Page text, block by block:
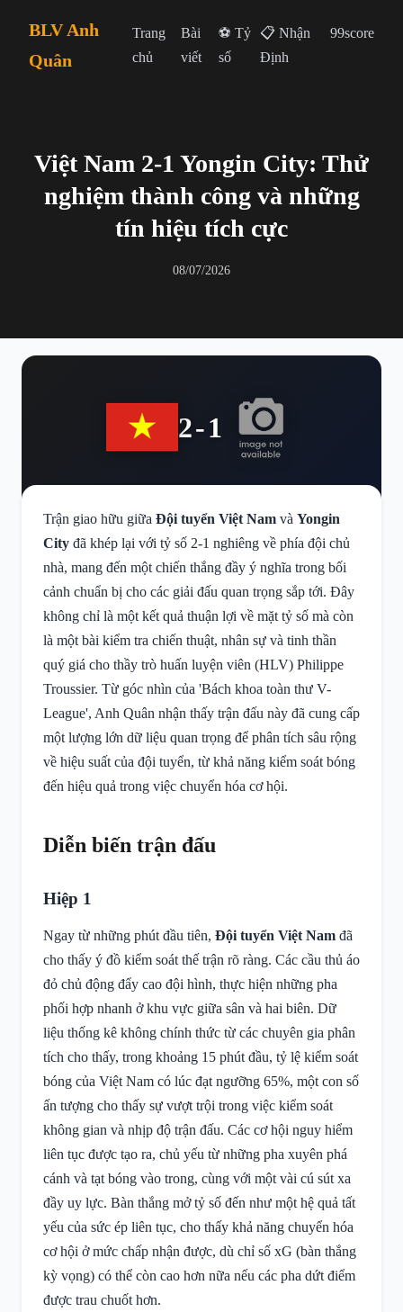
BLV Anh
Quân
Trang
chủ
Bài
viết
⚽ Tỷ
số
📋 Nhận
Định
99score
Việt Nam 2-1 Yongin City: Thử
nghiệm thành công và những
tín hiệu tích cực
08/07/2026
2-1
Trận giao hữu giữa Đội tuyển Việt Nam và Yongin
City đã khép lại với tỷ số 2-1 nghiêng về phía đội chủ
nhà, mang đến một chiến thắng đầy ý nghĩa trong bối
cảnh chuẩn bị cho các giải đấu quan trọng sắp tới. Đây
không chỉ là một kết quả thuận lợi về mặt tỷ số mà còn
là một bài kiểm tra chiến thuật, nhân sự và tinh thần
quý giá cho thầy trò huấn luyện viên (HLV) Philippe
Troussier. Từ góc nhìn của 'Bách khoa toàn thư V-
League', Anh Quân nhận thấy trận đấu này đã cung cấp
một lượng lớn dữ liệu quan trọng để phân tích sâu rộng
về hiệu suất của đội tuyển, từ khả năng kiểm soát bóng
đến hiệu quả trong việc chuyển hóa cơ hội.
Diễn biến trận đấu
Hiệp 1
Ngay từ những phút đầu tiên, Đội tuyển Việt Nam đã
cho thấy ý đồ kiểm soát thế trận rõ ràng. Các cầu thủ áo
đỏ chủ động đẩy cao đội hình, thực hiện những pha
phối hợp nhanh ở khu vực giữa sân và hai biên. Dữ
liệu thống kê không chính thức từ các chuyên gia phân
tích cho thấy, trong khoảng 15 phút đầu, tỷ lệ kiểm soát
bóng của Việt Nam có lúc đạt ngưỡng 65%, một con số
ấn tượng cho thấy sự vượt trội trong việc kiểm soát
không gian và nhịp độ trận đấu. Các cơ hội nguy hiểm
liên tục được tạo ra, chủ yếu từ những pha xuyên phá
cánh và tạt bóng vào trong, cùng với một vài cú sút xa
đầy uy lực. Bàn thắng mở tỷ số đến như một hệ quả tất
yếu của sức ép liên tục, cho thấy khả năng chuyển hóa
cơ hội ở mức chấp nhận được, dù chỉ số xG (bàn thắng
kỳ vọng) có thể còn cao hơn nữa nếu các pha dứt điểm
được trau chuốt hơn.